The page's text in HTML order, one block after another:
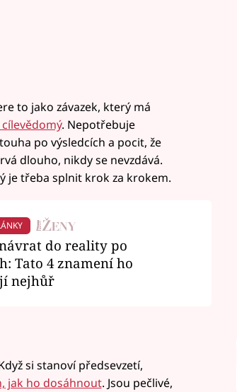
to jako závazek, který má
. Nepotřebuje
po výsledcích a pocit, že
dlouho, nikdy se nevzdává.
je třeba splnit krok za krokem.
do reality po
Tato 4 znamení ho
nejhůř
si stanoví předsevzetí,
jak ho dosáhnout. Jsou pečlivé,